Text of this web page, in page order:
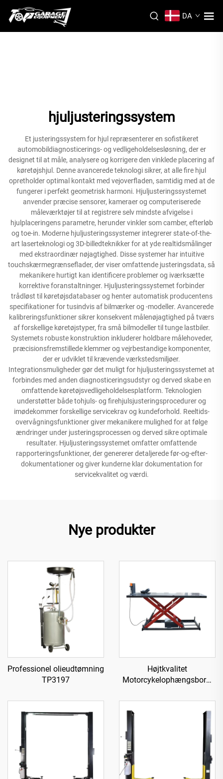
DA
hjuljusteringssystem
Et justeringssystem for hjul repræsenterer en sofistikeret
automobildiagnosticerings- og vedligeholdelsesløsning, der er
designet til at måle, analysere og korrigere den vinklede placering af
køretøjshjul. Denne avancerede teknologi sikrer, at alle fire hjul
opretholder optimal kontakt med vejoverfladen, samtidig med at de
fungerer i perfekt geometrisk harmoni. Hjuljusteringssystemet
anvender præcise sensorer, kameraer og computeriserede
måleværktøjer til at registrere selv mindste afvigelse i
hjulplaceringens parametre, herunder vinkler som camber, efterløb
og toe-in. Moderne hjuljusteringssystemer integrerer state-of-the-
art laserteknologi og 3D-billedteknikker for at yde realtidsmålinger
med ekstraordinær nøjagtighed. Disse systemer har intuitive
touchskærmegrænseflader, der viser omfattende justeringsdata, så
mekanikere hurtigt kan identificere problemer og iværksætte
korrektive foranstaltninger. Hjuljusteringssystemet forbinder
trådløst til køretøjsdatabaser og henter automatisk producentens
specifikationer for tusindvis af bilmærker og -modeller. Avancerede
kalibreringsfunktioner sikrer konsekvent målenøjagtighed på tværs
af forskellige køretøjstyper, fra små bilmodeller til tunge lastbiler.
Systemets robuste konstruktion inkluderer holdbare målehoveder,
præcisionsfremstillede klemmer og vejrbestandige komponenter,
der er udviklet til krævende værkstedsmiljøer.
Integrationsmuligheder gør det muligt for hjuljusteringssystemet at
forbindes med anden diagnosticeringsudstyr og derved skabe en
omfattende køretøjsvedligeholdelsesplatform. Teknologien
understøtter både tohjuls- og firehjulsjusteringsprocedurer og
imødekommer forskellige servicekrav og kundeforhold. Reeltids-
overvågningsfunktioner giver mekanikere mulighed for at følge
ændringer under justeringsprocessen og derved sikre optimale
resultater. Hjuljusteringssystemet omfatter omfattende
rapporteringsfunktioner, der genererer detaljerede før-og-efter-
dokumentationer og giver kunderne klar dokumentation for
servicekvalitet og værdi.
Nye produkter
Professionel olieudtømning
TP3197
Højtkvalitet
Motorcykelophængsbord,
TP04157-DM-2275